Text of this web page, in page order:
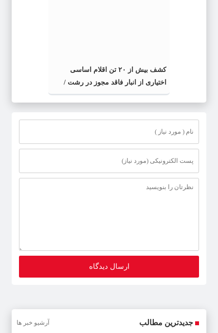
کشف بیش از ۲۰ تن اقلام اساسی
اختیاری از انبار فاقد مجوز در رشت /
کشف بیش از ۲ تن اقلام تاریخ مصرف
جدیدترین مطالب آرشیو خبر ها